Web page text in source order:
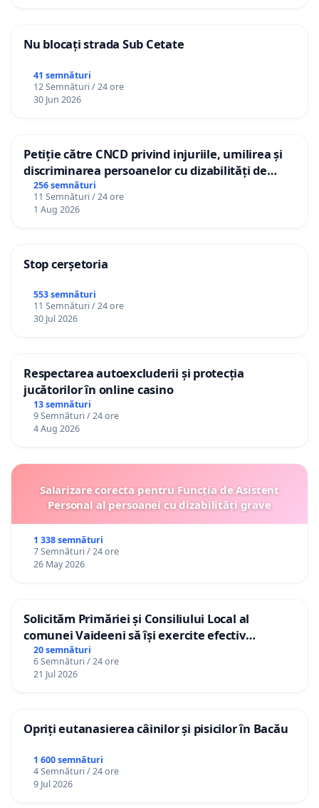
Nu blocați strada Sub Cetate
41 semnături
12 Semnături / 24 ore
30 Jun 2026
Petiție către CNCD privind injuriile, umilirea și
discriminarea persoanelor cu dizabilități de
către utilizatorul TikTok „Gorici”
256 semnături
11 Semnături / 24 ore
1 Aug 2026
Stop cerșetoria
553 semnături
11 Semnături / 24 ore
30 Jul 2026
Respectarea autoexcluderii și protecția
jucătorilor în online casino
13 semnături
9 Semnături / 24 ore
4 Aug 2026
Salarizare corecta pentru Funcția de Asistent
Personal al persoanei cu dizabilități grave
1 338 semnături
7 Semnături / 24 ore
26 May 2026
Solicităm Primăriei și Consiliului Local al
comunei Vaideeni să își exercite efectiv
atribuțiile legale și să reprezinte interesele
cetățenilor în raport cu APAVIL S.A, operatorul
serviciului de apă!
20 semnături
6 Semnături / 24 ore
21 Jul 2026
Opriți eutanasierea câinilor și pisicilor în Bacău
1 600 semnături
4 Semnături / 24 ore
9 Jul 2026